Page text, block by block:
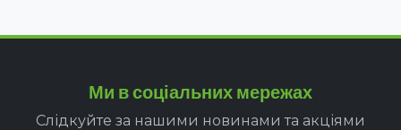
Ми в соціальних мережах
Слідкуйте за нашими новинами та акціями